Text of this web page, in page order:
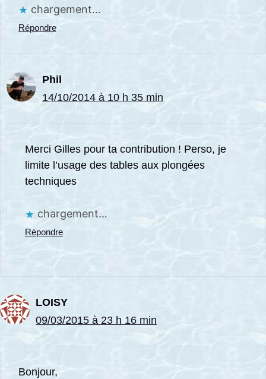
chargement…
Répondre
Phil
14/10/2014 à 10 h 35 min
Merci Gilles pour ta contribution ! Perso, je
limite l’usage des tables aux plongées
techniques
chargement…
Répondre
LOISY
09/03/2015 à 23 h 16 min
Bonjour,